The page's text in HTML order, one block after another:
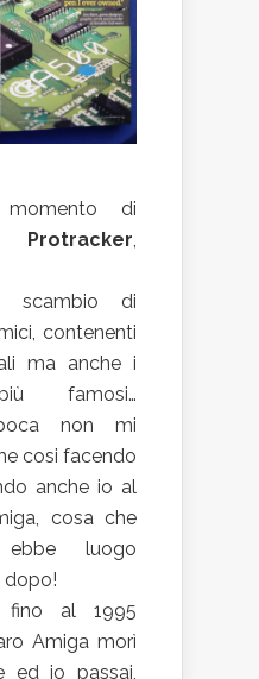
di
Protracker,
scambio di
contenenti
ma anche i
famosi…
non mi
cosi facendo
anche io al
cosa che
ebbe luogo
dopo!
al 1995
Amiga morì
ed io passai,